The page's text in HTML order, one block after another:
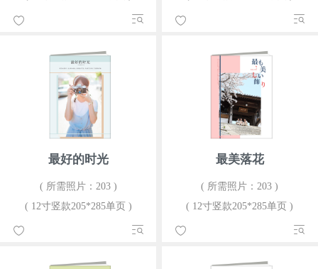
最好的时光
( 所需照片：203 )
( 12寸竖款205*285单页 )
最美落花
( 所需照片：203 )
( 12寸竖款205*285单页 )